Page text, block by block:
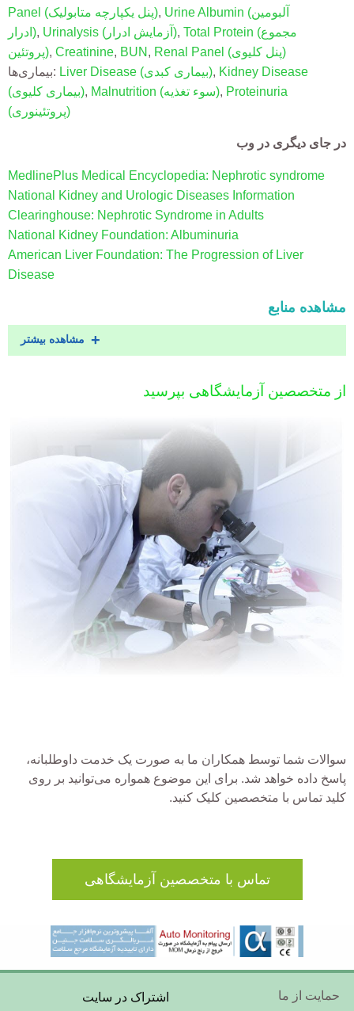
Panel
(پنل یکپارچه متابولیک), Urine Albumin (آلبومین
ادرار), Urinalysis (آزمایش ادرار), Total Protein (مجموع
پروتئین), Creatinine, BUN , Renal Panel
(پنل کلیوی)
بیماری‌ها: Liver Disease (بیماری کبدی), Kidney Disease
(بیماری کلیوی), Malnutrition (سوء تغذیه), Proteinuria
(پروتئینوری)
در جای دیگری در وب
MedlinePlus Medical Encyclopedia: Nephrotic syndrome
National Kidney and Urologic Diseases Information
Clearinghouse: Nephrotic Syndrome in Adults
National Kidney Foundation: Albuminuria
American Liver Foundation: The Progression of Liver
Disease
مشاهده منابع
مشاهده بیشتر
از متخصصین آزمایشگاهی بپرسید
سوالات شما توسط همکاران ما به صورت یک خدمت داوطلبانه،
پاسخ داده خواهد شد. برای این موضوع همواره می‌توانید بر روی
کلید تماس با متخصصین کلیک کنید.
تماس با متخصصین آزمایشگاهی
Footer
اشتراک در سایت حمایت از ما